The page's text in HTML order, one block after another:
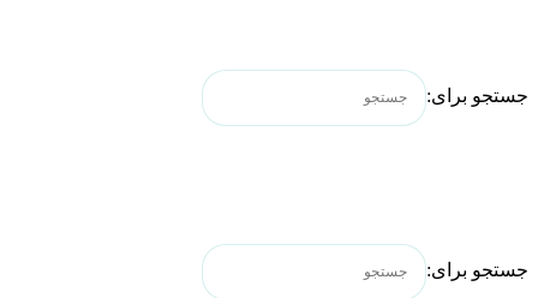
جستجو برای:
جستجو برای: